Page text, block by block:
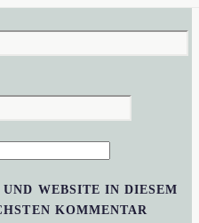
WEBSITE IN DIESEM
KOMMENTAR